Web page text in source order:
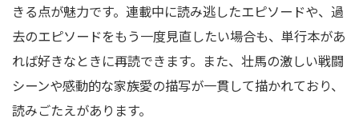
きる点が魅力です。連載中に読み逃したエピソードや、過
去のエピソードをもう一度見直したい場合も、単行本があ
れば好きなときに再読できます。また、壮馬の激しい戦闘
シーンや感動的な家族愛の描写が一貫して描かれており、
読みごたえがあります。